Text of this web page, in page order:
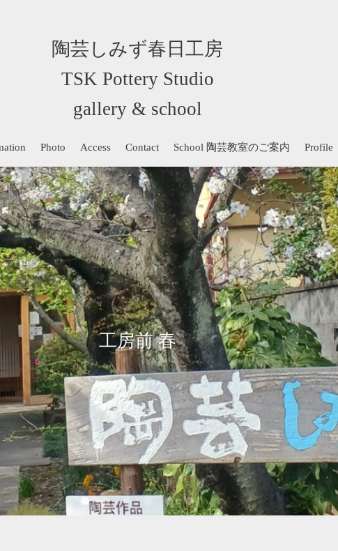
陶芸しみず春日工房
TSK Pottery Studio
gallery & school
Photo Access Contact School 陶芸教室のご案内 Profile
工房前 春
陶芸教室 「作陶クラブ」